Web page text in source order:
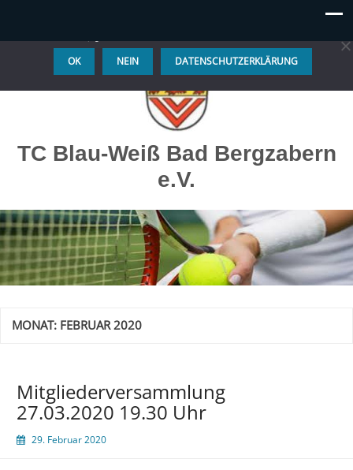
TC Blau-Weiß Bad Bergzabern
e.V.
MONAT: FEBRUAR 2020
Mitgliederversammlung
27.03.2020 19.30 Uhr
29. Februar 2020
OK NEIN DATENSCHUTZERKLÄRUNG